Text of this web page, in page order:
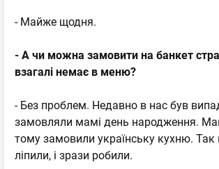
- Майже щодня.
- А чи можна замовити на банкет
взагалі немає в меню?
- Без проблем. Недавно в нас був
замовляли мамі день народження.
тому замовили українську кухню.
ліпили, і зрази робили.